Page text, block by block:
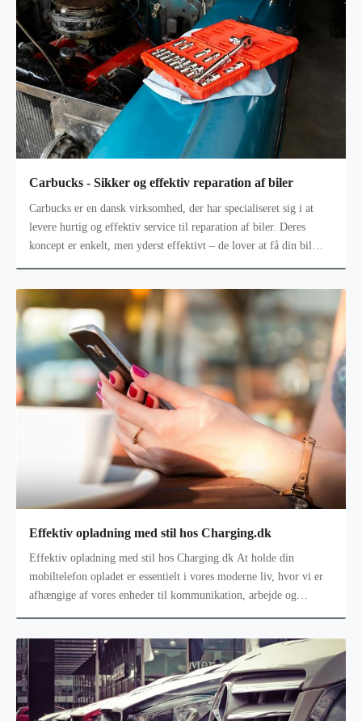
Carbucks - Sikker og effektiv reparation af biler
Carbucks er en dansk virksomhed, der har specialiseret sig i at
levere hurtig og effektiv service til reparation af biler. Deres
koncept er enkelt, men yderst effektivt – de lover at få din bil
Effektiv opladning med stil hos Charging.dk
Effektiv opladning med stil hos Charging.dk At holde din
mobiltelefon opladet er essentielt i vores moderne liv, hvor vi er
afhængige af vores enheder til kommunikation, arbejde og